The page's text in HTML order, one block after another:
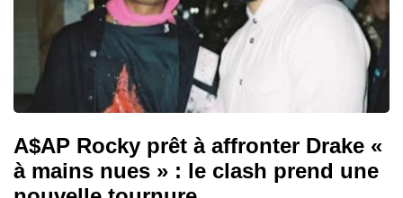
A$AP Rocky prêt à affronter Drake «
à mains nues » : le clash prend une